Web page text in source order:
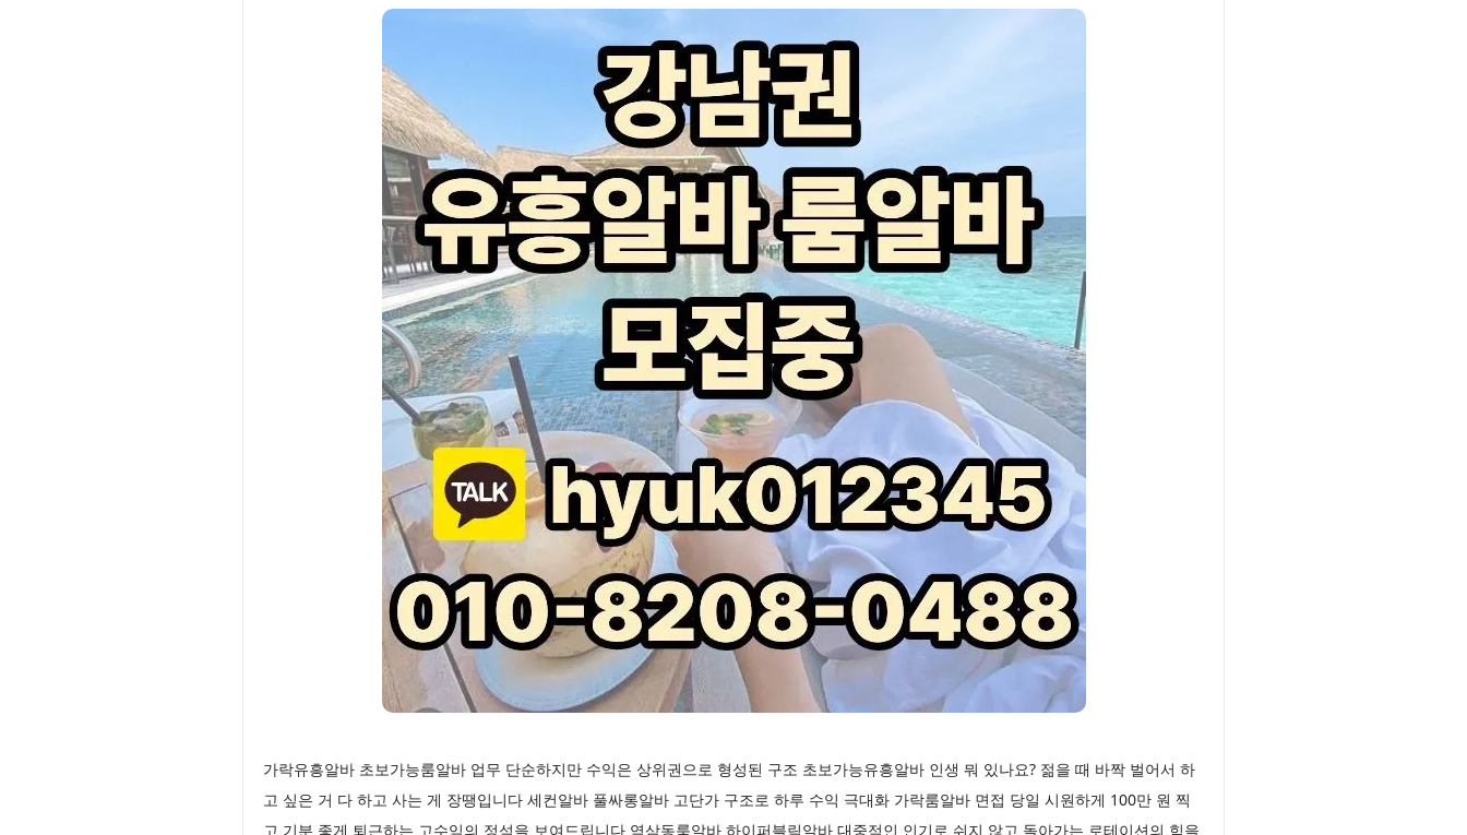
가락유흥알바 초보가능룸알바 업무 단순하지만 수익은 상위권으로 형성된 구조 초보가능유흥알바 인생 뭐 있나요? 젊을 때 바짝 벌어서 하
고 싶은 거 다 하고 사는 게 장땡입니다 세컨알바 풀싸롱알바 고단가 구조로 하루 수익 극대화 가락룸알바 면접 당일 시원하게 100만 원 찍
고 기분 좋게 퇴근하는 고수익의 정석을 보여드립니다 역삼동룸알바 하이퍼블릭알바 대중적인 인기로 쉬지 않고 돌아가는 로테이션의 힘을